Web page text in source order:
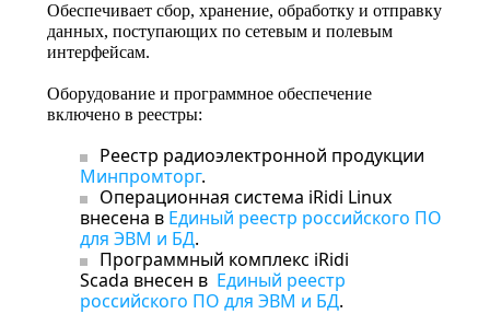
Обеспечивает сбор, хранение, обработку и отправку
данных, поступающих по сетевым и полевым
интерфейсам.
Оборудование и программное обеспечение
включено в реестры:
Реестр радиоэлектронной продукции
Минпромторг.
Операционная система iRidi Linux
внесена в Единый реестр российского ПО
для ЭВМ и БД.
Программный комплекс iRidi
Scada внесен в Единый реестр
российского ПО для ЭВМ и БД.